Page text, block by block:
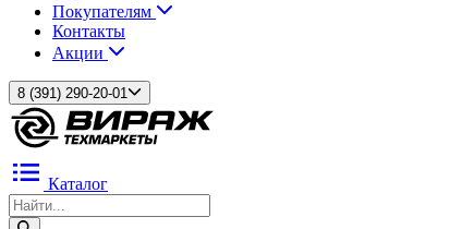
Покупателям
Контакты
Акции
8 (391) 290-20-01
Каталог